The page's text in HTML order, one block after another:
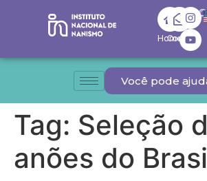
Home
Contato
Você pode
Tag: Seleção
anões do